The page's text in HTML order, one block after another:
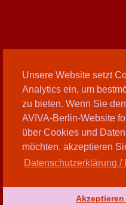
Unsere Website setzt
Analytics ein, um
zu bieten. Wenn Sie
AVIVA-Berlin-Website
über Cookies und
möchten, akzeptieren
Datenschutzerklärung /